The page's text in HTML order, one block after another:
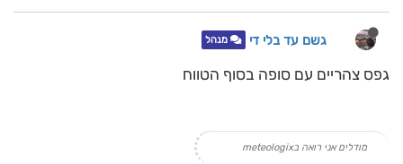
גשם עד בלי די מנהל
גפס צהריים עם סופה בסוף הטווח
מודלים אני רואה בmeteologix